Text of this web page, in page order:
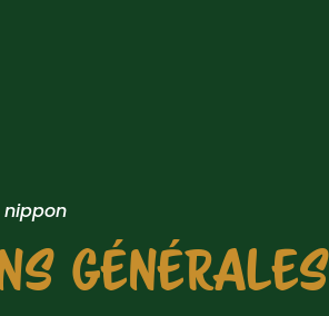
nippon
GÉNÉRALES